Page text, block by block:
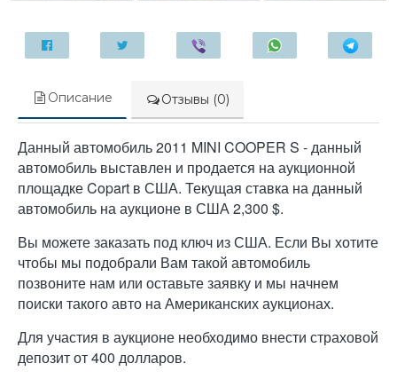
Описание Отзывы (0)
Данный автомобиль 2011 MINI COOPER S - данный
автомобиль выставлен и продается на аукционной
площадке Copart в США. Текущая ставка на данный
автомобиль на аукционе в США 2,300 $.
Вы можете заказать под ключ из США. Если Вы хотите
чтобы мы подобрали Вам такой автомобиль
позвоните нам или оставьте заявку и мы начнем
поиски такого авто на Американских аукционах.
Для участия в аукционе необходимо внести страховой
депозит от 400 долларов.